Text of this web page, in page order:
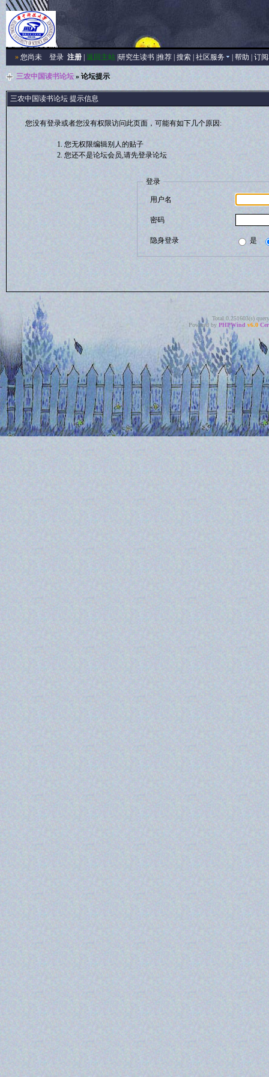
»您尚未 登录 注册| 返回主站| 研究生读书| 推荐| 搜索| 社区服务 帮助 订
三农中国读书论坛» 论坛提示
三农中国读书论坛 提示信息
您没有登录或者您没有权限访问此页面，可能有如下几个原因:
您无权限编辑别人的贴子
您还不是论坛会员,请先登录论坛
登录
用户名
密码
隐身登录 是
Total 0.251603(s)
Powered by PHPWind v6.0